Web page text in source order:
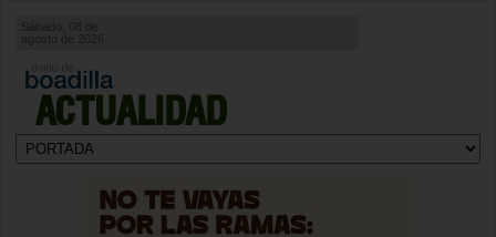
ACTUALIDAD
Sábado, 08 de
agosto de 2026